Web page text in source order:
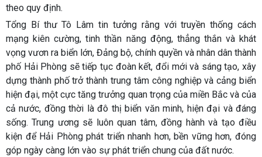
theo quy định.
Tổng Bí thư Tô Lâm tin tưởng rằng với truyền thống cách
mạng kiên cường, tinh thần năng động, thẳng thắn và khát
vọng vươn ra biển lớn, Đảng bộ, chính quyền và nhân dân thành
phố Hải Phòng sẽ tiếp tục đoàn kết, đổi mới và sáng tạo, xây
dựng thành phố trở thành trung tâm công nghiệp và cảng biển
hiện đại, một cực tăng trưởng quan trọng của miền Bắc và của
cả nước, đồng thời là đô thị biển văn minh, hiện đại và đáng
sống. Trung ương sẽ luôn quan tâm, đồng hành và tạo điều
kiện để Hải Phòng phát triển nhanh hơn, bền vững hơn, đóng
góp ngày càng lớn vào sự phát triển chung của đất nước.